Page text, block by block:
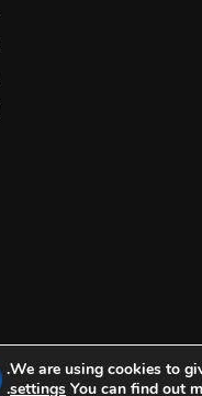
We are using cookies to
You can find out
settings
.